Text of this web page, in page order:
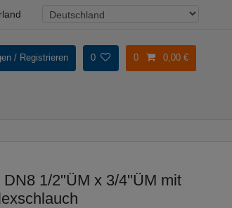
/ Registrieren 0 0 0,00 €
1/2"ÜM x 3/4"ÜM mit